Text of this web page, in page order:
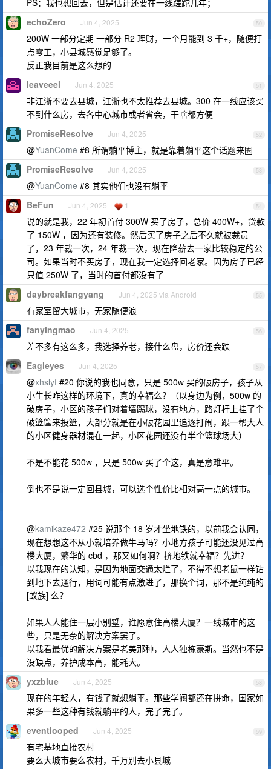
50
echoZero Jun 4, 2025
200W 一部分定期 一部分 R2 理财，一个月能到 3 千+，随便打
点零工，小县城感觉足够了。
反正我目前是这么想的
51
leaveeel Jun 4, 2025
非江浙不要去县城，江浙也不太推荐去县城。300 在一线应该买
不到什么房，去各中心城市或者省会，干啥都方便
52
PromiseResolve Jun 4, 2025
@YuanCome #8 所谓躺平博主，就是靠着躺平这个话题来圈
53
PromiseResolve Jun 4, 2025
@YuanCome #8 其实他们也没有躺平
54
BeFun Jun 4, 2025 1
说的就是我，22 年初首付 300W 买了房子，总价 400W+，贷款
了 150W ，因为还有装修。然后买了房子之后不久就被裁员
了，23 年裁一次，24 年裁一次，现在降薪去一家比较稳定的公
司。如果当时不买房子，现在我一定选择回老家。因为房子已经
只值 250W 了，当时的首付都没有了
55
daybreakfangyang Jun 4, 2025 via Android
有家室留大城市，无家随便浪
56
fanyingmao Jun 4, 2025
差不多有这么多，我选择养老，接什么盘，房价还会跌
57
Eagleyes Jun 4, 2025
@xhslyf #20 你说的我也同意，只是 500w 买的破房子，孩子从
小生长咋这样的环境下，真的幸福么？（以身边为例，500w 的
破房子，小区的孩子们对着墙踢球，没有地方，路灯杆上挂了个
破篮筐来投篮，大部分就是在小破花园里追逐打闹，跟一帮大人
的小区健身器材混在一起，小区花园还没有半个篮球场大）
不是不能花 500w ，只是 500w 买了个这，真是意难平。
倒也不是说一定回县城，可以选个性价比相对高一点的城市。
@kamikaze472 #25 说那个 18 岁才坐地铁的，以前我会认同，
现在想想这不从小就培养做牛马吗？小地方孩子可能还没见过高
楼大厦，繁华的 cbd ，那又如何啊？挤地铁就幸福？先进？
以我现在的认知，是因为地面交通太烂了，不得不想老鼠一样钻
到地下去通行，用词可能有点激进了，那换个词，那不是纯纯的
[蚁族] 么？
如果人人能住一层小别墅，谁愿意住高楼大厦？一线城市的这
些，只是无奈的解决方案罢了。
以我看最优的解决方案是老美那种，人人独栋豪斯。当然也不是
没缺点，养护成本高，能耗大。
58
yxzblue Jun 4, 2025
现在的年轻人，有钱了就想躺平。那些学阀都还在拼命，国家如
果多一些这种有钱就躺平的人，完了完了。
59
eventlooped Jun 4, 2025
有宅基地直接农村
要么大城市要么农村，千万别去小县城